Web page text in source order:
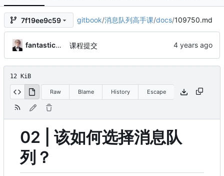
7f19ee9c59 gitbook/消息队列高手课/docs/109750.md
fantasticbin 课程提交
12 KiB
Raw Blame History Escape
02 | 该如何选择消息队
列？